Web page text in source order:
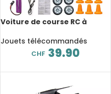
Voiture de course RC à
Game, vitesse 15km/h
Jouets télécommandés
CHF 39.90